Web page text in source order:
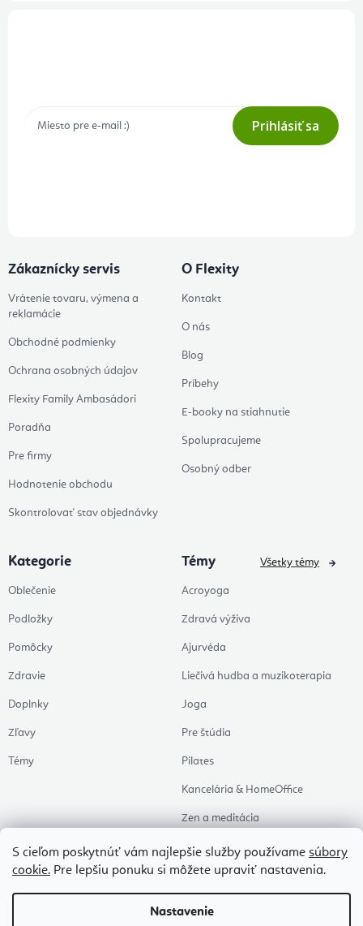
S cieľom poskytnúť vám najlepšie služby používame súbory
cookie. Pre lepšiu ponuku si môžete upraviť nastavenia.
Nastavenie
Prihlásiť sa
Zákaznícky servis
Vrátenie tovaru, výmena a
reklamácie
Obchodné podmienky
Ochrana osobných údajov
Flexity Family Ambasádori
Poradňa
Pre firmy
Hodnotenie obchodu
Skontrolovať stav objednávky
O Flexity
Kontakt
O nás
Blog
Príbehy
E-booky na stiahnutie
Spolupracujeme
Osobný odber
Kategorie
Oblečenie
Podložky
Pomôcky
Zdravie
Doplnky
Zľavy
Témy
Témy
Acroyoga
Zdravá výživa
Ajurvéda
Liečivá hudba a muzikoterapia
Joga
Pre štúdia
Pilates
Kancelária & HomeOffice
Zen a meditácia
Aromaterapia
Zdravý spánok
Naše obľúbené
Všetky témy